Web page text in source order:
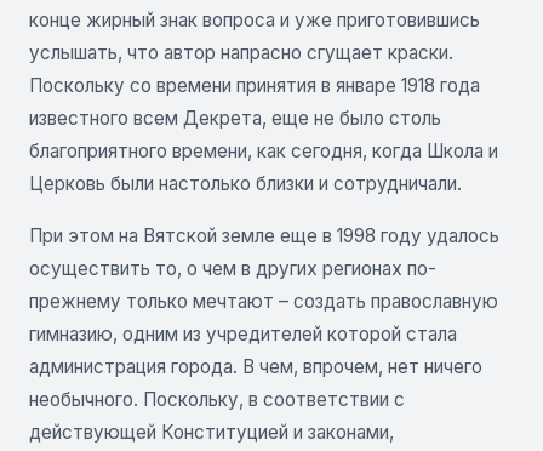
конце жирный знак вопроса и уже приготовившись
услышать, что автор напрасно сгущает краски.
Поскольку со времени принятия в январе 1918 года
известного всем Декрета, еще не было столь
благоприятного времени, как сегодня, когда Школа и
Церковь были настолько близки и сотрудничали.
При этом на Вятской земле еще в 1998 году удалось
осуществить то, о чем в других регионах по-
прежнему только мечтают – создать православную
гимназию, одним из учредителей которой стала
администрация города. В чем, впрочем, нет ничего
необычного. Поскольку, в соответствии с
действующей Конституцией и законами,